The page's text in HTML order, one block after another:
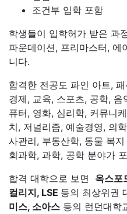
조건부 입학 포함
학생들이 입학허가 받은 과
파운데이션, 프리마스터, 에
니다.
합격한 전공도 파인 아트,
경제, 교육, 스포츠, 공학,
퓨터, 영화, 심리학, 커뮤니
치, 저널리즘, 예술경영, 의
사관리, 부동산학, 동물 복
회과학, 과학, 공학 분야가
합격 대학으로 보면 옥스포
컬리지, LSE 등의 최상위권
미스, 소아스 등의 런던대학